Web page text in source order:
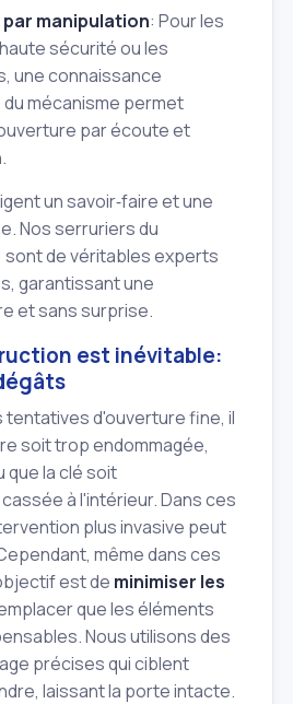
manipulation: Pour les
sécurité ou les
une connaissance
mécanisme permet
par écoute et
un savoir‑faire et une
Nos serruriers du
sont de véritables experts
garantissant une
et sans surprise.
est inévitable:
d'ouverture fine, il
soit trop endommagée,
la clé soit
à l'intérieur. Dans ces
plus invasive peut
même dans ces
est de minimiser les
que les éléments
Nous utilisons des
précises qui ciblent
laissant la porte intacte.